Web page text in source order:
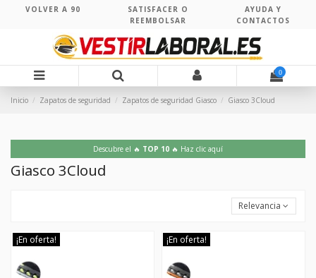
VOLVER A 90
SATISFACER O
REEMBOLSAR
AYUDA Y
CONTACTOS
0
Inicio Zapatos de seguridad Zapatos de seguridad Giasco Giasco 3Cloud
Descubre el 🔥 TOP 10 🔥 Haz clic aquí
Giasco 3Cloud
Relevancia
¡En oferta! ¡En oferta!